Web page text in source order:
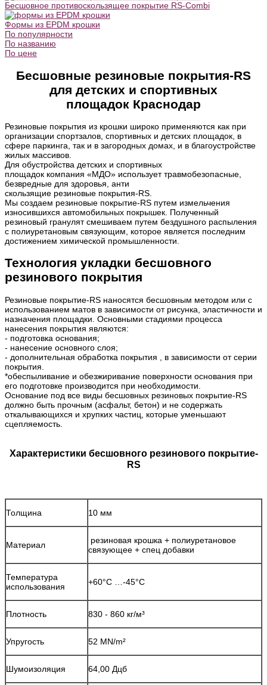
Бесшовное противоскользящее покрытие RS-Combi
Формы из EPDM крошки
По популярности
По названию
По цене
Бесшовные резиновые покрытия-RS
для детских и спортивных
площадок Краснодар
Резиновые покрытия из крошки широко применяются как при
организации спортзалов, спортивных и детских площадок, в
сфере паркинга, так и в загородных домах, и в благоустройстве
жилых массивов.
Для обустройства детских и спортивных
площадок компания «МДО» использует травмобезопасные,
безвредные для здоровья, анти
скользящие резиновые покрытия-RS.
Мы создаем резиновые покрытие-RS путем измельчения
износившихся автомобильных покрышек. Полученный
резиновый гранулят смешиваем путем бездушного распыления
с полиуретановым связующим, которое является последним
достижением химической промышленности.
Технология укладки бесшовного
резинового покрытия
Резиновые покрытие-RS наносятся бесшовным методом или с
использованием матов в зависимости от рисунка, эластичности и
назначения площадки. Основными стадиями процесса
нанесения покрытия являются:
- подготовка основания;
- нанесение основного слоя;
- дополнительная обработка покрытия , в зависимости от серии
покрытия.
*обеспыливание и обезжиривание поверхности основания при
его подготовке производится при необходимости.
Основание под все виды бесшовных резиновых покрытие-RS
должно быть прочным (асфальт, бетон) и не содержать
откалывающихся и хрупких частиц, которые уменьшают
сцепляемость.
Характеристики бесшовного резинового покрытие-
RS
Толщина 10 мм
Материал
резиновая крошка + полиуретановое
связующее + спец добавки
Температура
использования
+60°С …-45°С
Плотность 830 - 860 кг/м³
Упругость 52 MN/m²
Шумоизоляция 64,00 Дцб